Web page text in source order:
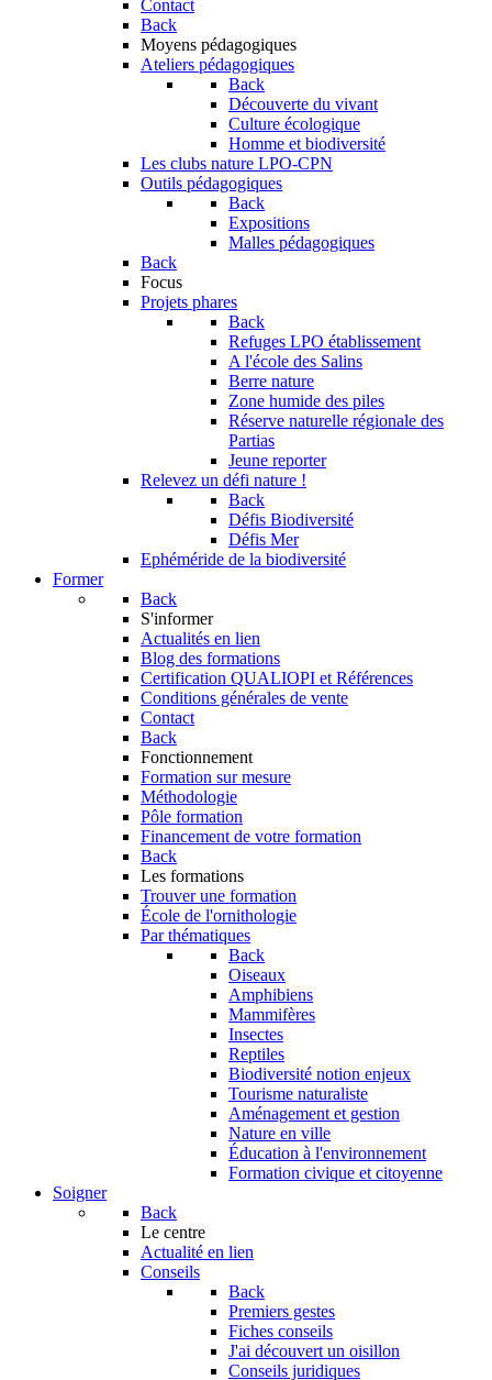
Contact
Back
Moyens pédagogiques
Ateliers pédagogiques
Back
Découverte du vivant
Culture écologique
Homme et biodiversité
Les clubs nature LPO-CPN
Outils pédagogiques
Back
Expositions
Malles pédagogiques
Back
Focus
Projets phares
Back
Refuges LPO établissement
A l'école des Salins
Berre nature
Zone humide des piles
Réserve naturelle régionale des
Partias
Jeune reporter
Relevez un défi nature !
Back
Défis Biodiversité
Défis Mer
Ephéméride de la biodiversité
Former
Back
S'informer
Actualités en lien
Blog des formations
Certification QUALIOPI et Références
Conditions générales de vente
Contact
Back
Fonctionnement
Formation sur mesure
Méthodologie
Pôle formation
Financement de votre formation
Back
Les formations
Trouver une formation
École de l'ornithologie
Par thématiques
Back
Oiseaux
Amphibiens
Mammifères
Insectes
Reptiles
Biodiversité notion enjeux
Tourisme naturaliste
Aménagement et gestion
Nature en ville
Éducation à l'environnement
Formation civique et citoyenne
Soigner
Back
Le centre
Actualité en lien
Conseils
Back
Premiers gestes
Fiches conseils
J'ai découvert un oisillon
Conseils juridiques